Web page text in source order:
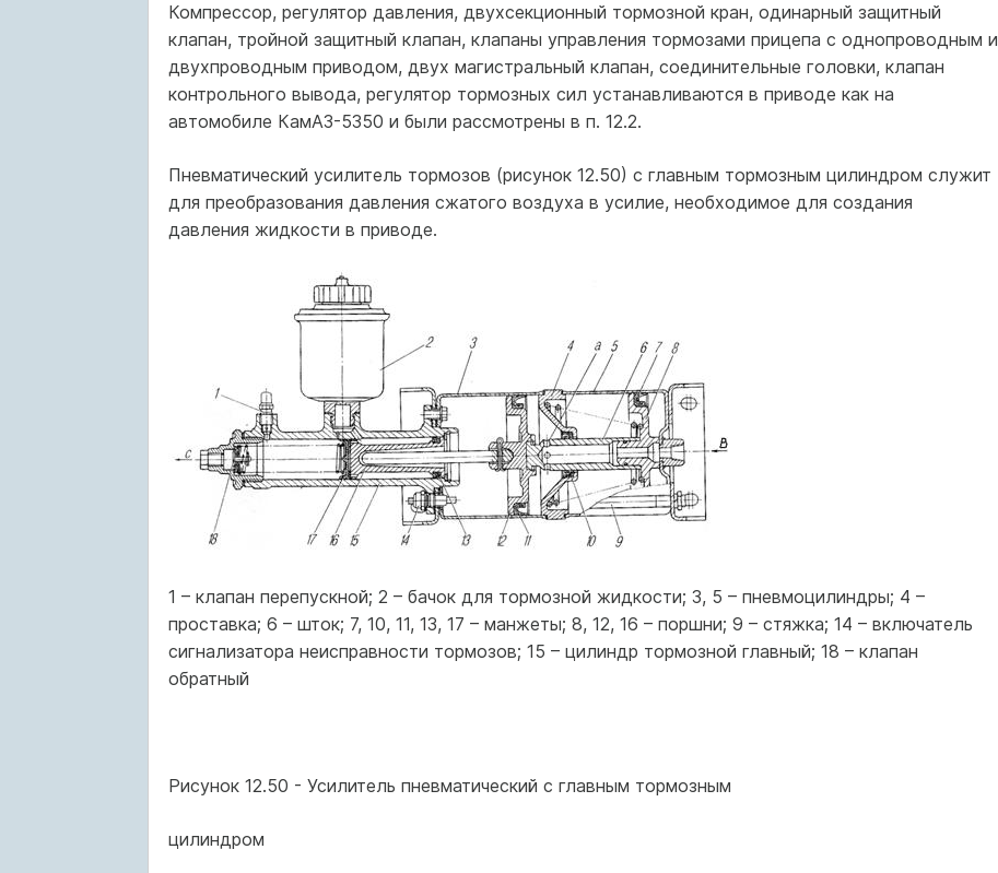
Компрессор, регулятор давления, двухсекционный тормозной кран, одинарный защитный
клапан, тройной защитный клапан, клапаны управления тормозами прицепа с однопроводным и
двухпроводным приводом, двух магистральный клапан, соединительные головки, клапан
контрольного вывода, регулятор тормозных сил устанавливаются в приводе как на
автомобиле КамАЗ-5350 и были рассмотрены в п. 12.2.
Пневматический усилитель тормозов (рисунок 12.50) с главным тормозным цилиндром служит
для преобразования давления сжатого воздуха в усилие, необходимое для создания
давления жидкости в приводе.
1 – клапан перепускной; 2 – бачок для тормозной жидкости; 3, 5 – пневмоцилиндры; 4 –
проставка; 6 – шток; 7, 10, 11, 13, 17 – манжеты; 8, 12, 16 – поршни; 9 – стяжка; 14 – включатель
сигнализатора неисправности тормозов; 15 – цилиндр тормозной главный; 18 – клапан
обратный
Рисунок 12.50 - Усилитель пневматический с главным тормозным
цилиндром